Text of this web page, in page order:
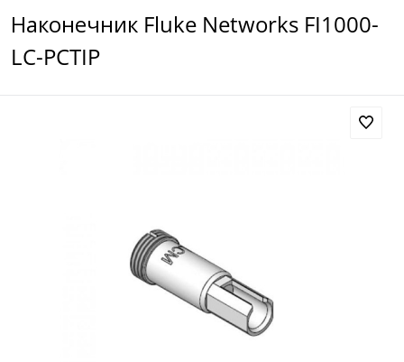
Наконечник Fluke Networks FI1000-
LC-PCTIP